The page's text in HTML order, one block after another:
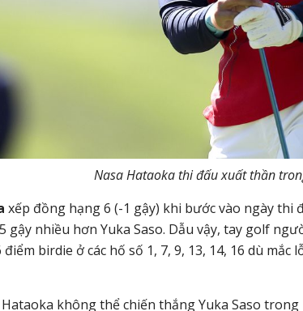
Nasa Hataokathi đấu xuất thần
xếp đồng hạng 6 (-1 gậy) khi bước vào ngày thi
gậy nhiều hơn Yuka Saso. Dẫu vậy, tay golf
birdie ở các hố số 1, 7, 9, 13, 14, 16 dù
Hataoka không thể chiến thắng Yuka Saso